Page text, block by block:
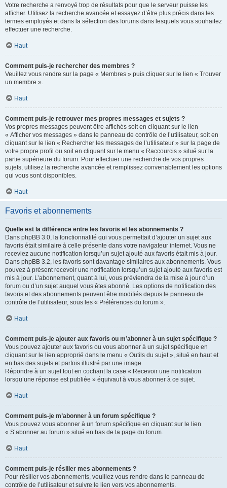
Votre recherche a renvoyé trop de résultats pour que le serveur puisse les
afficher. Utilisez la recherche avancée et essayez d’être plus précis dans les
termes employés et dans la sélection des forums dans lesquels vous souhaitez
effectuer une recherche.
Haut
Comment puis-je rechercher des membres ?
Veuillez vous rendre sur la page « Membres » puis cliquer sur le lien « Trouver
un membre ».
Haut
Comment puis-je retrouver mes propres messages et sujets ?
Vos propres messages peuvent être affichés soit en cliquant sur le lien
« Afficher vos messages » dans le panneau de contrôle de l’utilisateur, soit en
cliquant sur le lien « Rechercher les messages de l’utilisateur » sur la page de
votre propre profil ou soit en cliquant sur le menu « Raccourcis » situé sur la
partie supérieure du forum. Pour effectuer une recherche de vos propres
sujets, utilisez la recherche avancée et remplissez convenablement les options
qui vous sont disponibles.
Haut
Favoris et abonnements
Quelle est la différence entre les favoris et les abonnements ?
Dans phpBB 3.0, la fonctionnalité qui vous permettait d’ajouter un sujet aux
favoris était similaire à celle présente dans votre navigateur internet. Vous ne
receviez aucune notification lorsqu’un sujet ajouté aux favoris était mis à jour.
Dans phpBB 3.2, les favoris sont davantage similaires aux abonnements. Vous
pouvez à présent recevoir une notification lorsqu’un sujet ajouté aux favoris est
mis à jour. L’abonnement, quant à lui, vous préviendra de la mise à jour d’un
forum ou d’un sujet auquel vous êtes abonné. Les options de notification des
favoris et des abonnements peuvent être modifiés depuis le panneau de
contrôle de l’utilisateur, sous les « Préférences du forum ».
Haut
Comment puis-je ajouter aux favoris ou m’abonner à un sujet spécifique ?
Vous pouvez ajouter aux favoris ou vous abonner à un sujet spécifique en
cliquant sur le lien approprié dans le menu « Outils du sujet », situé en haut et
en bas des sujets et parfois illustré par une image.
Répondre à un sujet tout en cochant la case « Recevoir une notification
lorsqu’une réponse est publiée » équivaut à vous abonner à ce sujet.
Haut
Comment puis-je m’abonner à un forum spécifique ?
Vous pouvez vous abonner à un forum spécifique en cliquant sur le lien
« S’abonner au forum » situé en bas de la page du forum.
Haut
Comment puis-je résilier mes abonnements ?
Pour résilier vos abonnements, veuillez vous rendre dans le panneau de
contrôle de l’utilisateur et suivre le lien vers vos abonnements.